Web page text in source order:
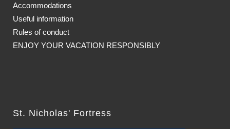
Accommodations
Useful information
Rules of conduct
ENJOY YOUR VACATION RESPONSIBLY
St. Nicholas' Fortress